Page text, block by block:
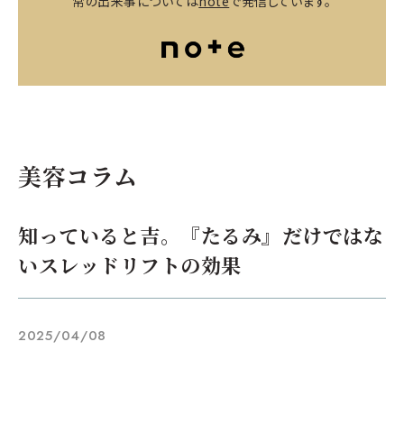
美容コラム
知っていると吉。『たるみ』だけではな
いスレッドリフトの効果
2025/04/08